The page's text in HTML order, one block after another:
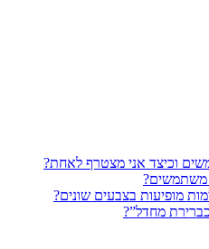
וכיצד אני מצטרף לאחת?
משתמשים?
מופיעות בצבעים שונים?
מחדל”?